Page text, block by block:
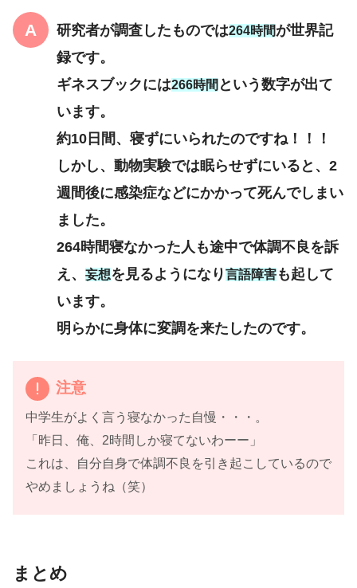
研究者が調査したものでは264時間が世界記
録です。
ギネスブックには266時間 という数字が出て
います。
約10日間、寝ずにいられたのですね！！！
しかし、動物実験では眠らせずにいると、2
週間後に感染症などにかかって死んでしまい
ました。
264時間寝なかった人も途中で体調不良を訴
え、 妄想を見るようになり言語障害も起して
います。
明らかに身体に変調を来たしたのです。
注意
中学生がよく言う寝なかった自慢・・・。
「昨日、俺、2時間しか寝てないわーー」
これは、自分自身で体調不良を引き起こしているので
やめましょうね（笑）
まとめ